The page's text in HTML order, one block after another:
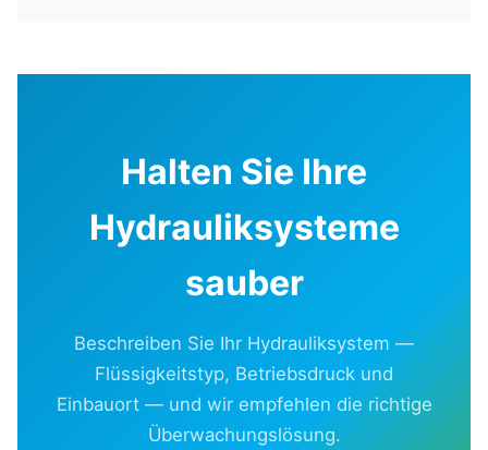
Halten Sie Ihre
Hydrauliksysteme
sauber
Beschreiben Sie Ihr Hydrauliksystem —
Flüssigkeitstyp, Betriebsdruck und
Einbauort — und wir empfehlen die richtige
Überwachungslösung.